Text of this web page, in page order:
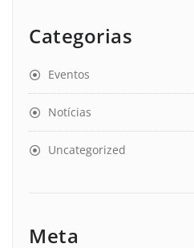
Categorias
Eventos
Notícias
Uncategorized
Meta